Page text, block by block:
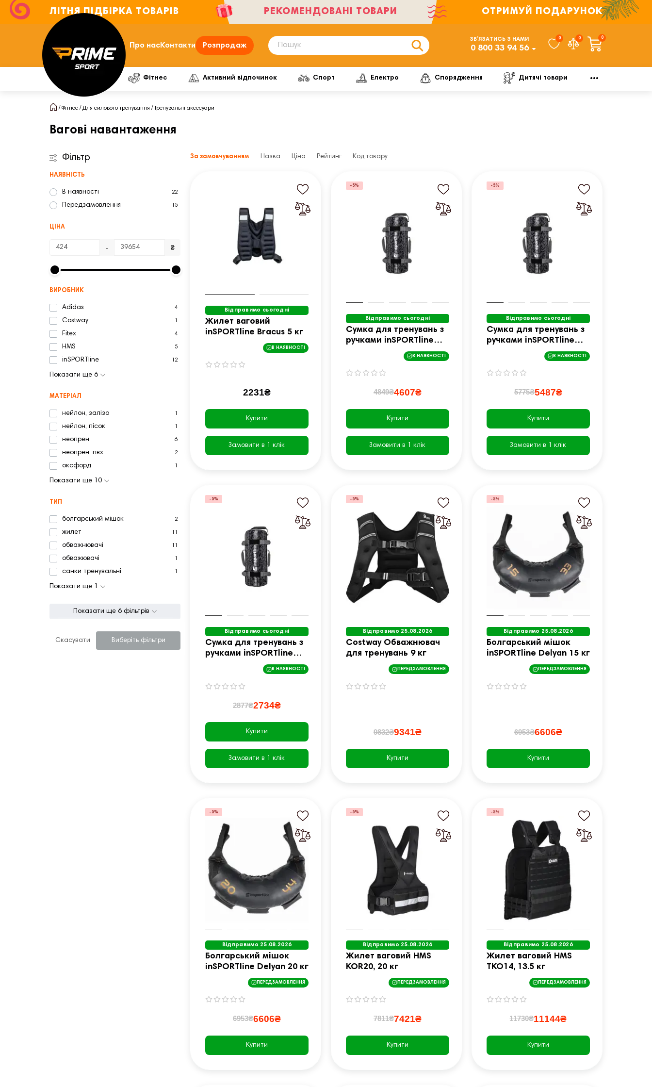
ЛІТНЯ ПІДБІРКА ТОВАРІВ РЕКОМЕНДОВАНІ ТОВАРИ ОТРИМУЙ ПОДАРУНОК
Про насКонтакти Розпродаж
ЗВ’ЯЗАТИСЬ З НАМИ
0 800 33 94 56
0 0 0
Фітнес Активний відпочинок Спорт Електро Спорядження Дитячі товари
Фітнес Для силового тренування Тренувальні аксесуари
Вагові навантаження
Фільтр
НАЯВНІСТЬ
В наявності 22
Передзамовлення 15
ЦІНА
- ₴
ВИРОБНИК
Adidas 4
Costway
Fitex 4
HMS 5
inSPORTline 12
Показати ще 6
МАТЕРІАЛ
нейлон, залізо
нейлон, пісок
неопрен 6
неопрен, пвх 2
оксфорд
Показати ще 10
ТИП
болгарський мішок 2
жилет
обважнювачі
обважювачі
санки тренувальні
Показати ще 1
Показати ще 6 фільтрів
Скасувати Виберіть фільтри
За замовчуванням Назва Ціна Рейтинг Код товару
Відправимо сьогодні
Жилет ваговий
inSPORTline Bracus 5 кг
В НАЯВНОСТІ
2231₴
Купити
Замовити в 1 клік
-5%
Відправимо сьогодні
Сумка для тренувань з
ручками inSPORTline
Fitbag Camu 25 кг
В НАЯВНОСТІ
4849₴4607₴
Купити
Замовити в 1 клік
-5%
Відправимо сьогодні
Сумка для тренувань з
ручками inSPORTline
Fitbag Camu 30 кг
В НАЯВНОСТІ
5775₴5487₴
Купити
Замовити в 1 клік
-5%
Відправимо сьогодні
Сумка для тренувань з
ручками inSPORTline
Fitbag Camu 5 кг
В НАЯВНОСТІ
2877₴2734₴
Купити
Замовити в 1 клік
-5%
Відправимо 25.08.2026
Costway Обважнювач
для тренувань 9 кг
ПЕРЕДЗАМОВЛЕННЯ
9832₴9341₴
Купити
-5%
Відправимо 25.08.2026
Болгарський мішок
inSPORTline Delyan 15 кг
ПЕРЕДЗАМОВЛЕННЯ
6953₴6606₴
Купити
-5%
Відправимо 25.08.2026
Болгарський мішок
inSPORTline Delyan 20 кг
ПЕРЕДЗАМОВЛЕННЯ
6953₴6606₴
Купити
-5%
Відправимо 25.08.2026
Жилет ваговий HMS
KOR20, 20 кг
ПЕРЕДЗАМОВЛЕННЯ
7811₴7421₴
Купити
-5%
Відправимо 25.08.2026
Жилет ваговий HMS
TKO14, 13.5 кг
ПЕРЕДЗАМОВЛЕННЯ
11730₴11144₴
Купити